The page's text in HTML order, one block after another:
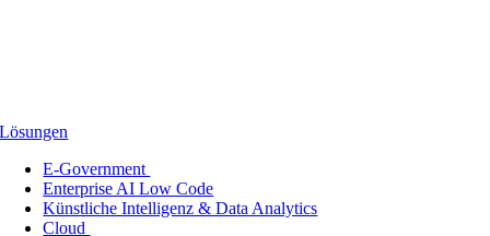
Lösungen
E-Government
Enterprise AI Low Code
Künstliche Intelligenz & Data Analytics
Cloud